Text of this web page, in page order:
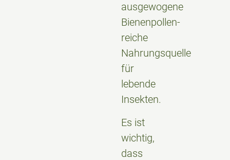
ausgewogene
Bienenpollen-
reiche
Nahrungsquelle
für
lebende
Insekten.
Es ist
wichtig,
dass